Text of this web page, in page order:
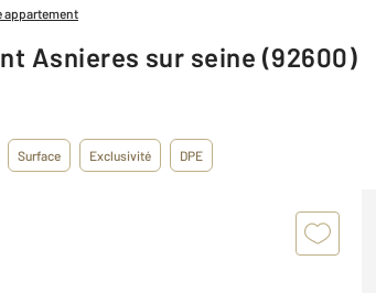
appartement
Asnieres sur seine (92600)
Surface Exclusivité DPE